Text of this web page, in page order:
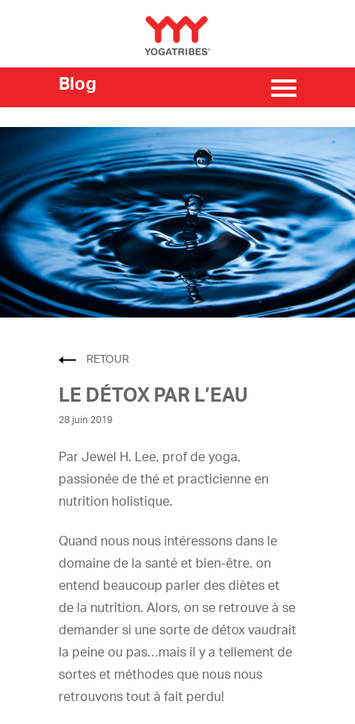
RETOUR
LE DÉTOX PAR L’EAU
28 juin 2019
Par Jewel H. Lee, prof de yoga,
passionée de thé et practicienne en
nutrition holistique.
Quand nous nous intéressons dans le
domaine de la santé et bien-être, on
entend beaucoup parler des diètes et
de la nutrition. Alors, on se retrouve à se
demander si une sorte de détox vaudrait
la peine ou pas…mais il y a tellement de
sortes et méthodes que nous nous
retrouvons tout à fait perdu!